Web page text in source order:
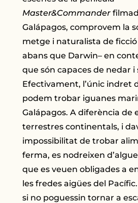
Master&Commander
Galápagos, comprovem la
metge i naturalista de
abans que Darwin– en
que són capaces de nedar
Efectivament, l’únic indret
podem trobar iguanes
Galápagos. A diferència de
terrestres continentals, i
impossibilitat de trobar
ferma, es nodreixen
que es veuen obligades a
les fredes aigües del
si no poguessin tornar a